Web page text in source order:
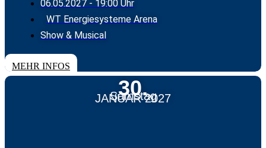
06.05.2027 - 19:00 Uhr
WT Energiesysteme Arena
Show & Musical
TICKETS
MEHR INFOS
30.
JANUAR 2027
Samstag